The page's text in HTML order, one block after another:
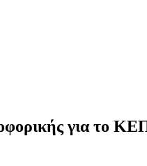
για το